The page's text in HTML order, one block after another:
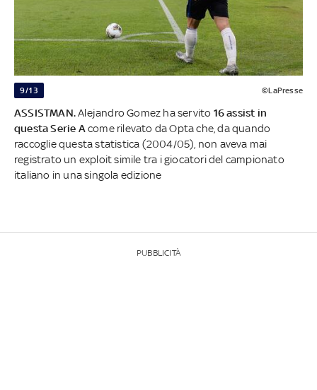
9/13 ©LaPresse
ASSISTMAN.Alejandro Gomez ha servito 16 assist in
questa Serie Acome rilevato da Opta che, da quando
raccoglie questa statistica (2004/05), non aveva mai
registrato un exploit simile tra i giocatori del campionato
italiano in una singola edizione
PUBBLICITÀ